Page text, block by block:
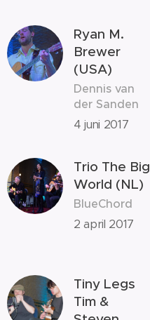
Ryan M.
Brewer
(USA)
Dennis van
der Sanden
4 juni 2017
Trio The Big
World (NL)
BlueChord
2 april 2017
Tiny Legs
Tim &